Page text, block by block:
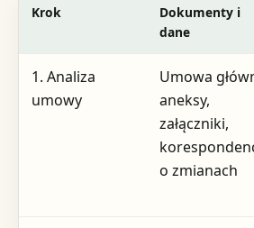
Krok
Dokumenty i
dane
1. Analiza
umowy
Umowa
aneksy,
załączniki,
o zmianach